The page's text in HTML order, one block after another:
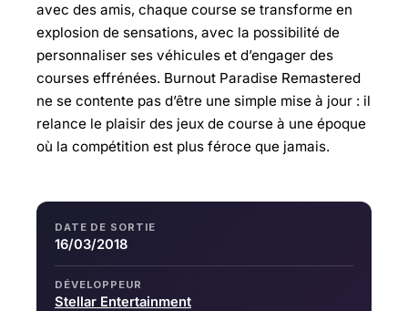
avec des amis, chaque course se transforme en
explosion de sensations, avec la possibilité de
personnaliser ses véhicules et d’engager des
courses effrénées. Burnout Paradise Remastered
ne se contente pas d’être une simple mise à jour : il
relance le plaisir des jeux de course à une époque
où la compétition est plus féroce que jamais.
DATE DE SORTIE
16/03/2018
DÉVELOPPEUR
Stellar Entertainment